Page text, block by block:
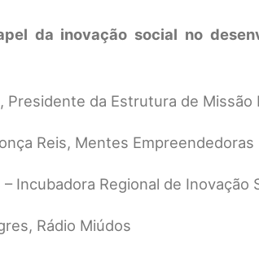
da inovação social no
Presidente da Estrutura de
Reis, Mentes Empreendedoras
– Incubadora Regional de Inovação
Rádio Miúdos